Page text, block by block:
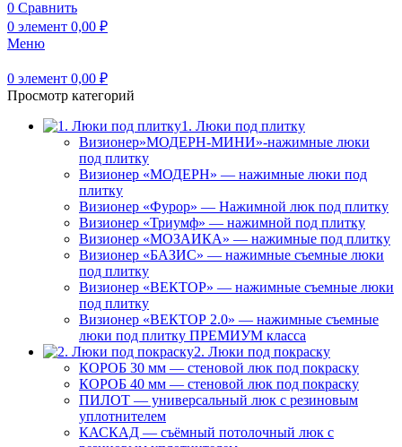
0 Сравнить
0 элемент 0,00 ₽
Меню
0 элемент 0,00 ₽
Просмотр категорий
1. Люки под плитку
Визионер»МОДЕРН-МИНИ»-нажимные люки
под плитку
Визионер «МОДЕРН» — нажимные люки под
плитку
Визионер «Фурор» — Нажимной люк под плитку
Визионер «Триумф» — нажимной под плитку
Визионер «МОЗАИКА» — нажимные под плитку
Визионер «БАЗИС» — нажимные съемные люки
под плитку
Визионер «ВЕКТОР» — нажимные съемные люки
под плитку
Визионер «ВЕКТОР 2.0» — нажимные съемные
люки под плитку ПРЕМИУМ класса
2. Люки под покраску
КОРОБ 30 мм — стеновой люк под покраску
КОРОБ 40 мм — стеновой люк под покраску
ПИЛОТ — универсальный люк с резиновым
уплотнителем
КАСКАД — съёмный потолочный люк с